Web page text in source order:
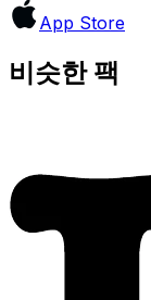
App Store
비슷한 팩